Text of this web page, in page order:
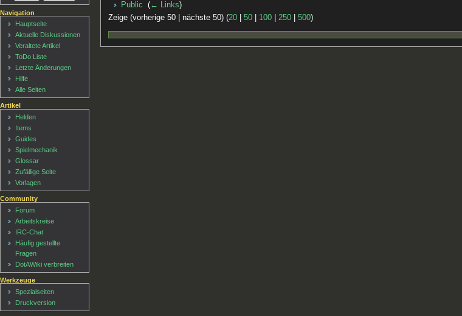
Public
(← Links)
Zeige (vorherige 50 | nächste 50) (20 |50 100 250 |500)
Navigation
Hauptseite
Aktuelle Diskussionen
Veraltete Artikel
ToDo Liste
Letzte Änderungen
Hilfe
Alle Seiten
Artikel
Helden
Items
Guides
Spielmechanik
Glossar
Zufällige Seite
Vorlagen
Community
Forum
Arbeitskreise
IRC-Chat
Häufig gestellte
Fragen
DotAWiki verbreiten
Werkzeuge
Spezialseiten
Druckversion